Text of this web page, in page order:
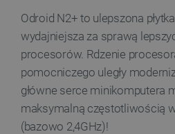
Odroid N2+ to ulepszona
wydajniejsza za sprawą
procesorów. Rdzenie
pomocniczego uległy
główne serce minikomputera
maksymalną częstotliwością
(bazowo 2,4GHz)!